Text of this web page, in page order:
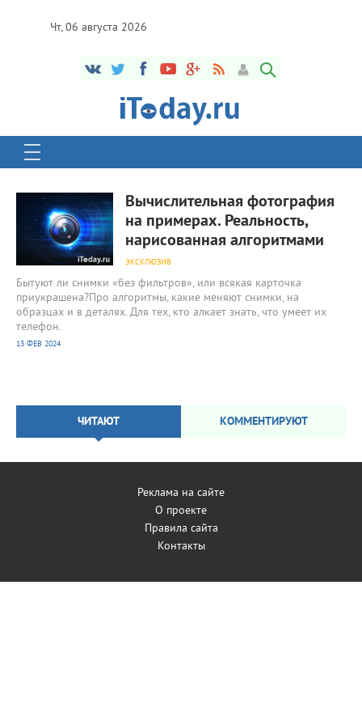
Чт, 06 августа 2026
Вычислительная фотография
на примерах. Реальность,
нарисованная алгоритмами
ЭКСКЛЮЗИВ
Бытуют ли снимки «без фильтров», или всякая карточка
приукрашена?Про алгоритмы, какие меняют снимки, на
образцах и в деталях. Для тех, кто алкает знать, что умеет их
телефон.
13 ФЕВ 2024
ЧИТАЮТ КОММЕНТИРУЮТ
Реклама на сайте
О проекте
Правила сайта
Контакты